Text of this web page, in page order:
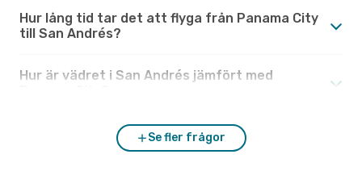
Hur lång tid tar det att flyga från Panama City
till San Andrés?
Hur är vädret i San Andrés jämfört med
Se fler frågor